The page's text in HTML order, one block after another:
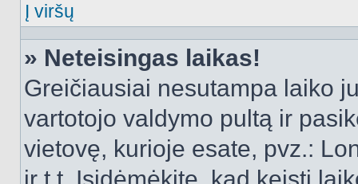
Į viršų
» Neteisingas laikas!
Greičiausiai nesutampa laiko
vartotojo valdymo pultą ir
vietovę, kurioje esate, pvz.: